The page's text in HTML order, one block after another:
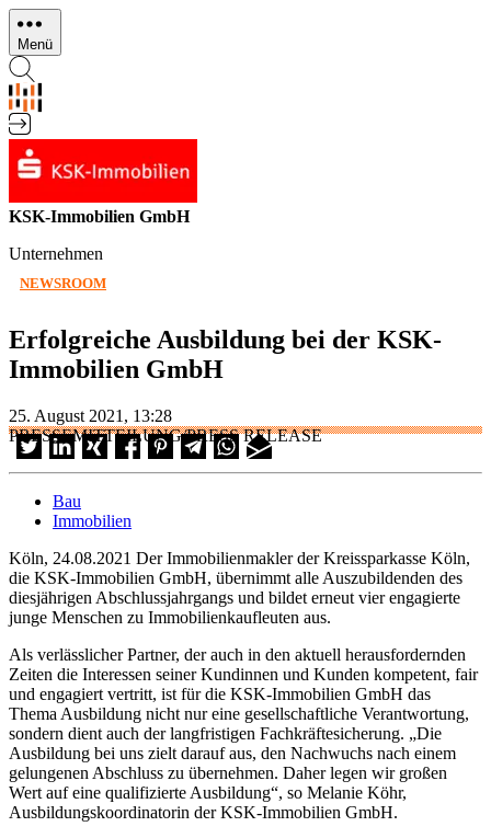
Direkt
zum
Inhalt
Menü
KSK-Immobilien GmbH
Unternehmen
NEWSROOM
Erfolgreiche Ausbildung bei der KSK-
Immobilien GmbH
25. August 2021, 13:28
PRESSEMITTEILUNG/PRESS RELEASE
Bau
Immobilien
Köln, 24.08.2021 Der Immobilienmakler der Kreissparkasse Köln,
die KSK-Immobilien GmbH, übernimmt alle Auszubildenden des
diesjährigen Abschlussjahrgangs und bildet erneut vier engagierte
junge Menschen zu Immobilienkaufleuten aus.
Als verlässlicher Partner, der auch in den aktuell herausfordernden
Zeiten die Interessen seiner Kundinnen und Kunden kompetent, fair
und engagiert vertritt, ist für die KSK-Immobilien GmbH das
Thema Ausbildung nicht nur eine gesellschaftliche Verantwortung,
sondern dient auch der langfristigen Fachkräftesicherung. „Die
Ausbildung bei uns zielt darauf aus, den Nachwuchs nach einem
gelungenen Abschluss zu übernehmen. Daher legen wir großen
Wert auf eine qualifizierte Ausbildung“, so Melanie Köhr,
Ausbildungskoordinatorin der KSK-Immobilien GmbH.